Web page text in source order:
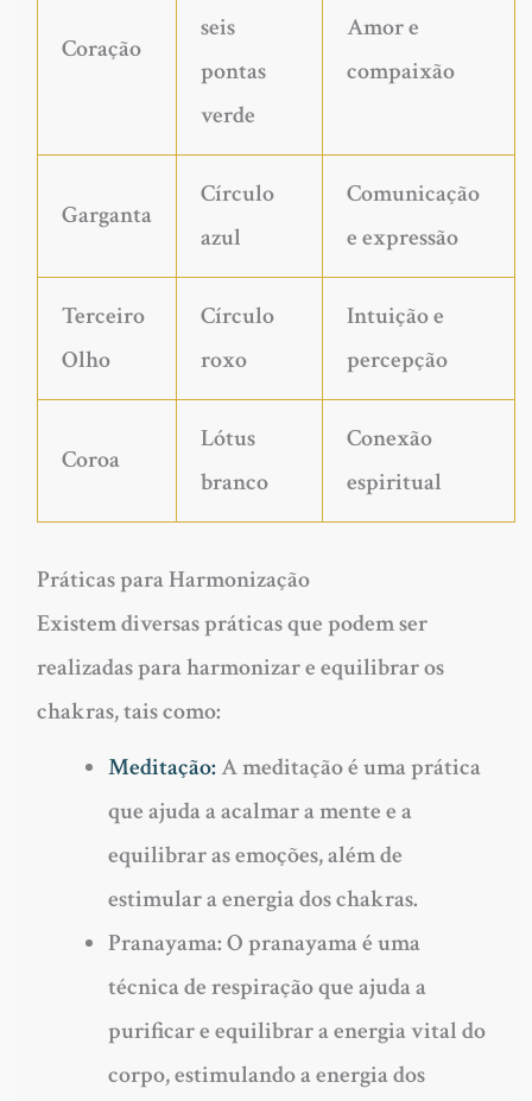
Coração
seis
pontas
verde
Amor e
compaixão
Garganta
Círculo
azul
Comunicação
e expressão
Terceiro
Olho
Círculo
roxo
Intuição e
percepção
Coroa
Lótus
branco
Conexão
espiritual
Práticas para Harmonização
Existem diversas práticas que podem ser
realizadas para harmonizar e equilibrar os
chakras, tais como:
Meditação:A meditação é uma prática
que ajuda a acalmar a mente e a
equilibrar as emoções, além de
estimular a energia dos chakras.
Pranayama: O pranayama é uma
técnica de respiração que ajuda a
purificar e equilibrar a energia vital do
corpo, estimulando a energia dos